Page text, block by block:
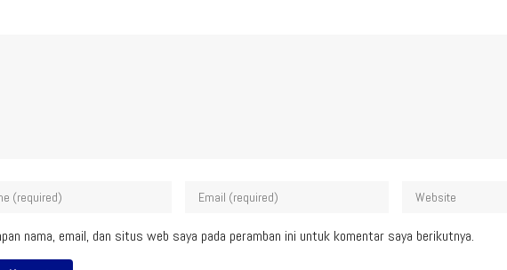
nama, email, dan situs web saya pada peramban ini untuk komentar saya berikutnya.